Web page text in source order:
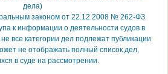
дела)
законом от 22.12.2008 № 262-ФЗ
к информации о деятельности судов в
все категории дел подлежат публикации
не отображать полный список дел,
в суде на рассмотрении.